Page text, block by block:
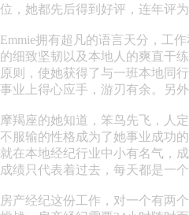
位，她都先后得到好评，连年评为
Emmie拥有超凡的语言天分，工
的细致坚韧以及本地人的爽直干
原则，使她获得了与一班本地同
事业上得心应手，游刃有余。另
摩羯座的她知道，笨鸟先飞，人
不服输的性格成为了她事业成功
就在本地经纪行业中小有名气，
成绩只代表着过去，每天都是一个
房产经纪这份工作，对一个有两